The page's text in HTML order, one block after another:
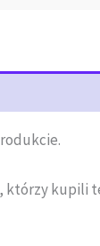
którzy kupili